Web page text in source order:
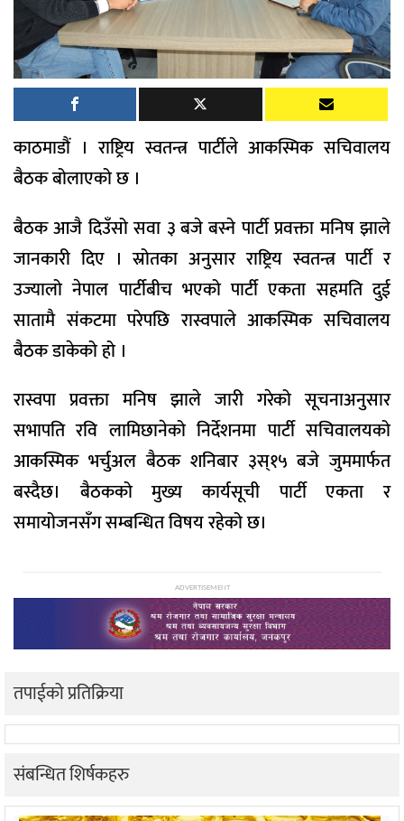
काठमाडौं । राष्ट्रिय स्वतन्त्र पार्टीले आकस्मिक सचिवालय
बैठक बोलाएको छ ।
बैठक आजै दिउँसो सवा ३ बजे बस्ने पार्टी प्रवक्ता मनिष झाले
जानकारी दिए । स्रोतका अनुसार राष्ट्रिय स्वतन्त्र पार्टी र
उज्यालो नेपाल पार्टीबीच भएको पार्टी एकता सहमति दुई
सातामै संकटमा परेपछि रास्वपाले आकस्मिक सचिवालय
बैठक डाकेको हो ।
रास्वपा प्रवक्ता मनिष झाले जारी गरेको सूचनाअनुसार
सभापति रवि लामिछानेको निर्देशनमा पार्टी सचिवालयको
आकस्मिक भर्चुअल बैठक शनिबार ३स्१५ बजे जुममार्फत
बस्दैछ। बैठकको मुख्य कार्यसूची पार्टी एकता र
समायोजनसँग सम्बन्धित विषय रहेको छ।
ADVERTISEMENT
तपाईको प्रतिक्रिया
संबन्धित शिर्षकहरु